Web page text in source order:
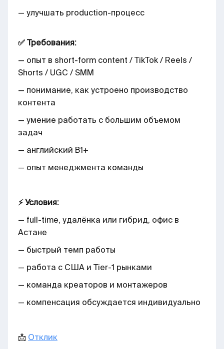
— улучшать production-процесс
✅ Требования:
— опыт в short-form content / TikTok / Reels /
Shorts / UGC / SMM
— понимание, как устроено производство
контента
— умение работать с большим объемом
задач
— английский B1+
— опыт менеджмента команды
⚡ Условия:
— full-time, удалёнка или гибрид, офис в
Астане
— быстрый темп работы
— работа с США и Tier-1 рынками
— команда креаторов и монтажеров
— компенсация обсуждается индивидуально
📩 Отклик